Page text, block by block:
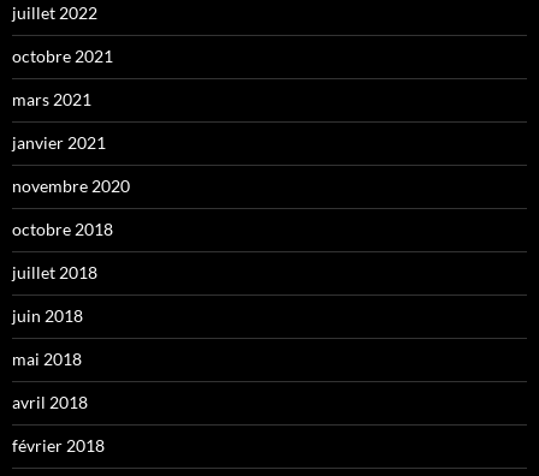
juillet 2022
octobre 2021
mars 2021
janvier 2021
novembre 2020
octobre 2018
juillet 2018
juin 2018
mai 2018
avril 2018
février 2018